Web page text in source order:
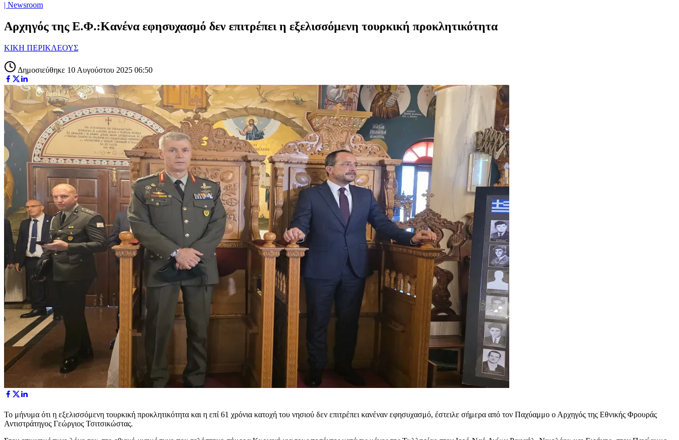
| Newsroom
Αρχηγός της Ε.Φ.:Κανένα εφησυχασμό δεν επιτρέπει η εξελισσόμενη τουρκική προκλητικότητα
ΚΙΚΗ ΠΕΡΙΚΛΕΟΥΣ
Δημοσιεύθηκε 10 Αυγούστου 2025 06:50
Το μήνυμα ότι η εξελισσόμενη τουρκική προκλητικότητα και η επί 61 χρόνια κατοχή του νησιού δεν επιτρέπει κανέναν εφησυχασμό, έστειλε σήμερα από τον Παχύαμμο ο Αρχηγός της Εθνικής Φρουράς
Αντιστράτηγος Γεώργιος Τσιτσικώστας.